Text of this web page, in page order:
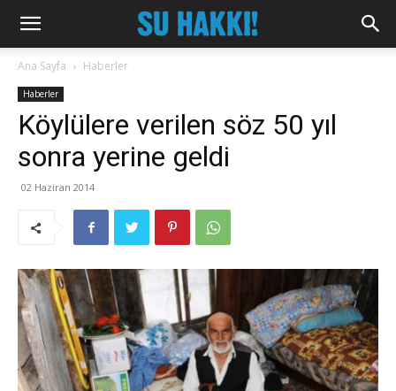
Ana Sayfa Haberler
Haberler
Köylülere verilen söz 50 yıl
sonra yerine geldi
02 Haziran 2014